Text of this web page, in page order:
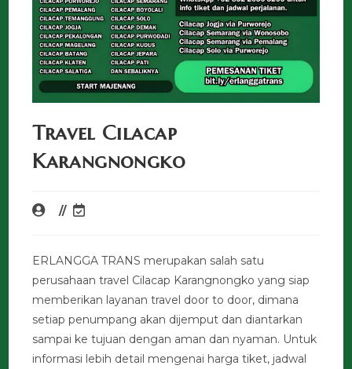
Travel Cilacap
Karangnongko
ERLANGGA TRANS merupakan salah satu
perusahaan travel Cilacap Karangnongko yang siap
memberikan layanan travel door to door, dimana
setiap penumpang akan dijemput dan diantarkan
sampai ke tujuan dengan aman dan nyaman. Untuk
informasi lebih detail mengenai harga tiket, jadwal